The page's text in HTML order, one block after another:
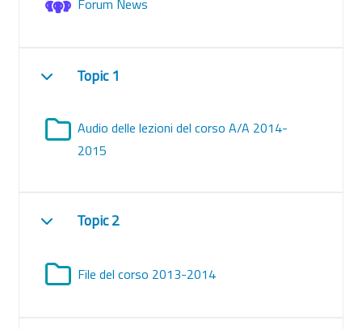
MinimizzaTopic 1
Audio delle lezioni del corso A/A 2014-
2015
MinimizzaTopic 2
File del corso 2013-2014Cartella